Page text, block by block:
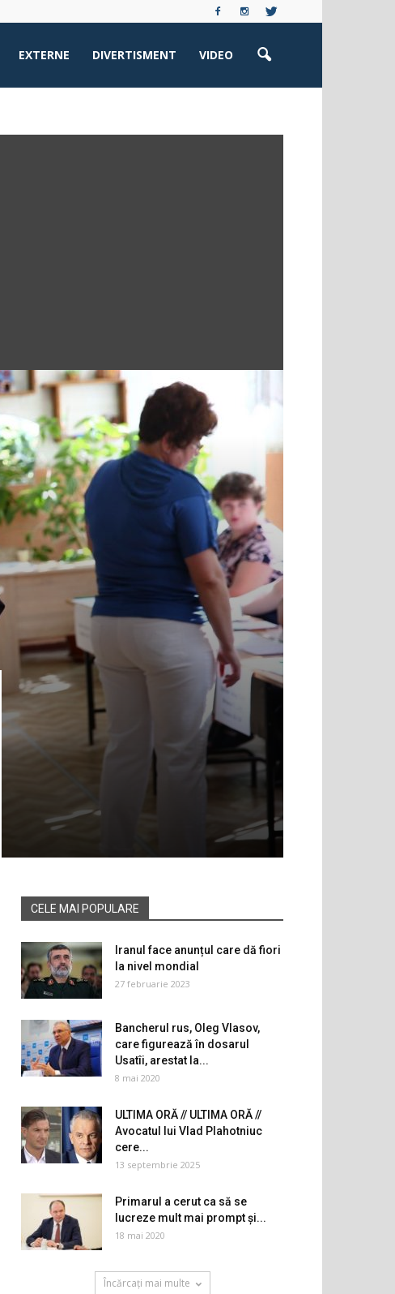
EXTERNE DIVERTISMENT VIDEO
CELE MAI POPULARE
Iranul face anunțul care dă fiori
la nivel mondial
27 februarie 2023
Bancherul rus, Oleg Vlasov,
care figurează în dosarul
Usatîi, arestat la...
8 mai 2020
ULTIMA ORĂ // ULTIMA ORĂ //
Avocatul lui Vlad Plahotniuc
cere...
13 septembrie 2025
Primarul a cerut ca să se
lucreze mult mai prompt și...
18 mai 2020
Încărcați mai multe